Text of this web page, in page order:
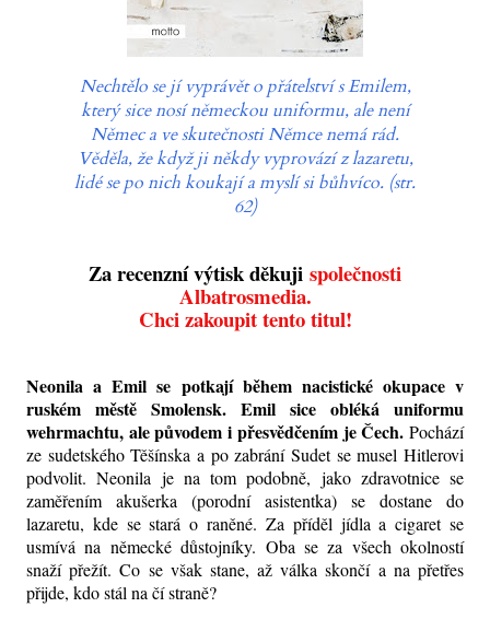
Nechtělo se jí vyprávět o přátelství s Emilem,
který sice nosí německou uniformu, ale není
Němec a ve skutečnosti Němce nemá rád.
Věděla, že když ji někdy vyprovází z lazaretu,
lidé se po nich koukají a myslí si bůhvíco. (str.
62)
Za recenzní výtisk děkuji společnosti
Albatrosmedia.
Chci zakoupit tento titul!
Neonila a Emil se potkají během nacistické okupace v
ruském městě Smolensk. Emil sice obléká uniformu
wehrmachtu, ale původem i přesvědčením je Čech. Pochází
ze sudetského Těšínska a po zabrání Sudet se musel Hitlerovi
podvolit. Neonila je na tom podobně, jako zdravotnice se
zaměřením akušerka (porodní asistentka) se dostane do
lazaretu, kde se stará o raněné. Za příděl jídla a cigaret se
usmívá na německé důstojníky. Oba se za všech okolností
snaží přežít. Co se však stane, až válka skončí a na přetřes
přijde, kdo stál na čí straně?